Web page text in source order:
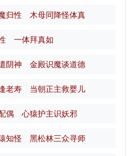
归性 木母同降怪体真
一体拜真如
阴神 金殿识魔谈道德
老寿 当朝正主救婴儿
偶 心猿护主识妖邪
知怪 黑松林三众寻师